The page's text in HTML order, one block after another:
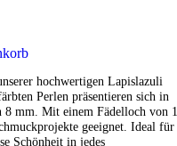
hochwertigen Lapislazuli
Perlen präsentieren sich in
8 mm. Mit einem Fädelloch von 1
geeignet. Ideal für
Schönheit in jedes